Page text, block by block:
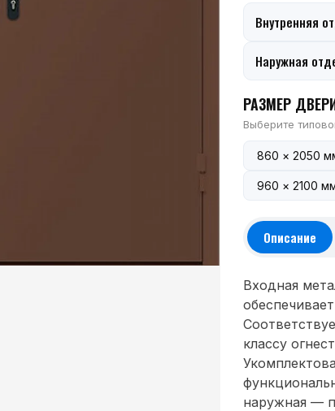
Внутренняя
Наружная
РАЗМЕР
Выберите
860 × 2050
960 × 2100
Описание
Входная
классу
наружная —